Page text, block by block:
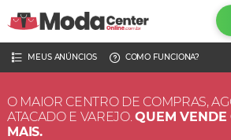
MEUS ANÚNCIOS
COMO FUNCIONA?
O MAIOR CENTRO DE COMPRAS,
ATACADO E VAREJO.QUEM VENDE
MAIS.